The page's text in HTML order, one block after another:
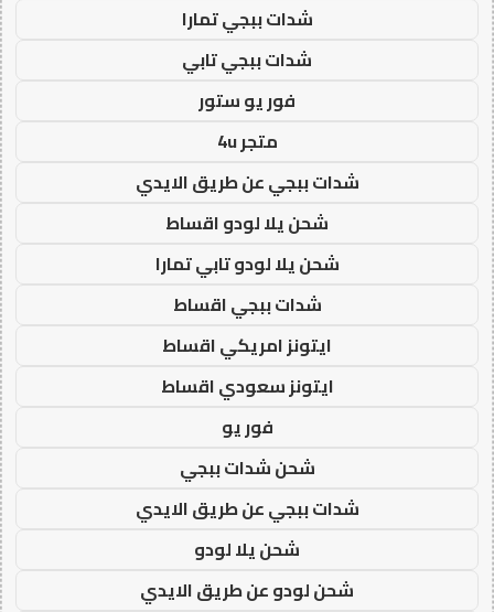
شدات ببجي تمارا
شدات ببجي تابي
فور يو ستور
متجر 4u
شدات ببجي عن طريق الايدي
شحن يلا لودو اقساط
شحن يلا لودو تابي تمارا
شدات ببجي اقساط
ايتونز امريكي اقساط
ايتونز سعودي اقساط
فور يو
شحن شدات ببجي
شدات ببجي عن طريق الايدي
شحن يلا لودو
شحن لودو عن طريق الايدي